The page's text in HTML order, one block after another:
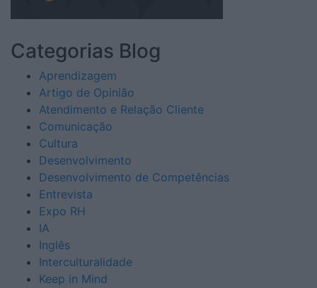
Categorias Blog
Aprendizagem
Artigo de Opinião
Atendimento e Relação Cliente
Comunicação
Cultura
Desenvolvimento
Desenvolvimento de Competências
Entrevista
Expo RH
IA
Inglês
Interculturalidade
Keep in Mind